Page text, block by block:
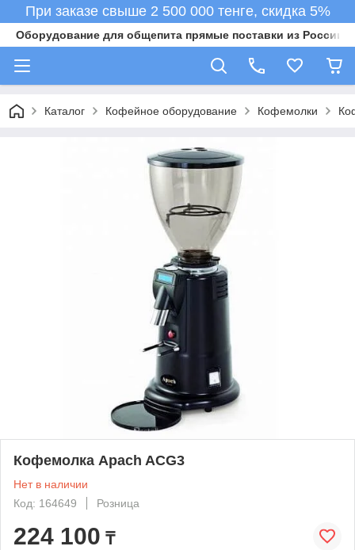
При заказе свыше 2 500 000 тенге, скидка 5%
Оборудование для общепита прямые поставки из России в
Каталог Кофейное оборудование Кофемолки
Кофемолка Apach ACG3
Нет в наличии
Код: 164649
Розница
224 100 ₸